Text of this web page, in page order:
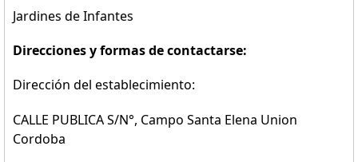
Jardines de Infantes
Direcciones y formas de contactarse:
Dirección del establecimiento:
CALLE PUBLICA S/N°, Campo Santa Elena Union
Cordoba